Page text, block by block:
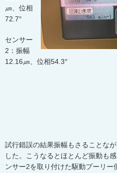
㎛、位相
72.7°
センサー
2：振幅
12.16㎛、位相54.3°
試行錯誤の結果振幅もさることな
した。こうなるとほとんど振動も
ンサー2を取り付けた駆動プーリー